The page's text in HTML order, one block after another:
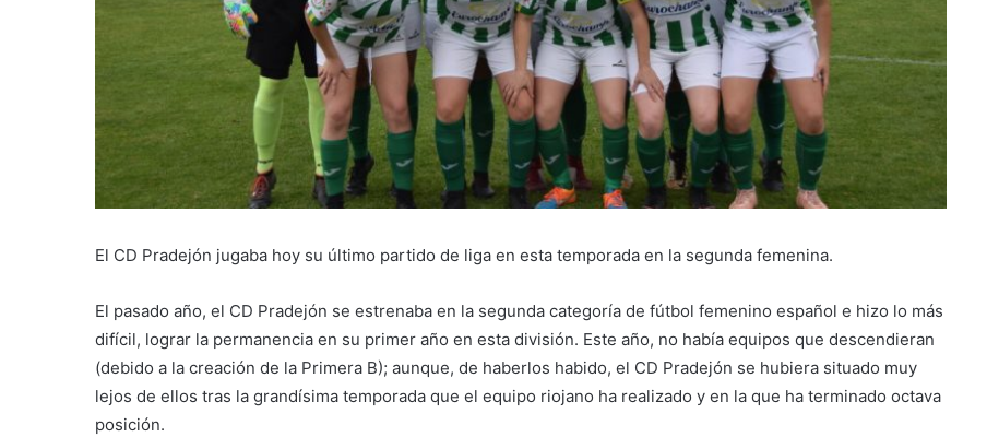
El CD Pradejón jugaba hoy su último partido de liga en esta temporada en la segunda femenina.
El pasado año, el CD Pradejón se estrenaba en la segunda categoría de fútbol femenino español e hizo lo más
difícil, lograr la permanencia en su primer año en esta división. Este año, no había equipos que descendieran
(debido a la creación de la Primera B); aunque, de haberlos habido, el CD Pradejón se hubiera situado muy
lejos de ellos tras la grandísima temporada que el equipo riojano ha realizado y en la que ha terminado octava
posición.